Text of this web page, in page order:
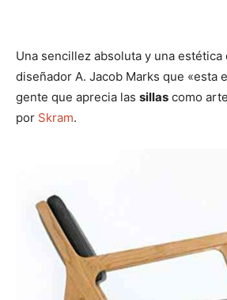
Una sencillez absoluta y una estética
diseñador A. Jacob Marks que «esta
gente que aprecia las sillas como
por Skram.